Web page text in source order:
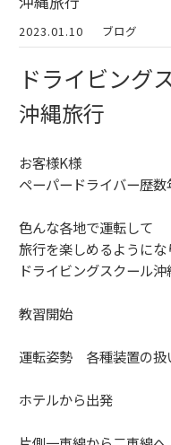
2023.01.10 ブログ
ドライビング
沖縄旅行
お客様K様
ペーパードライバー歴数
色んな各地で運転して
旅行を楽しめるように
ドライビングスクール
教習開始
運転姿勢 各種装置の扱
ホテルから出発